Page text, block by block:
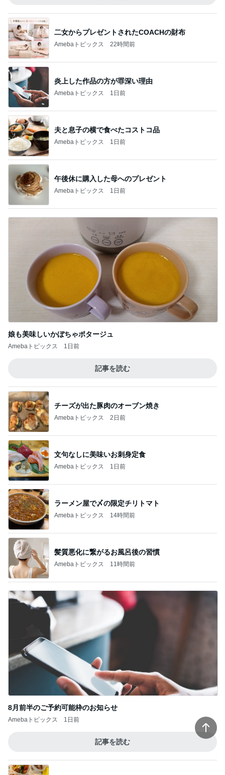
二女からプレゼントされたCOACHの財布
Amebaトピックス 22時間前
炎上した作品の方が罪深い理由
Amebaトピックス 1日前
夫と息子の横で食べたコストコ品
Amebaトピックス 1日前
午後休に購入した母へのプレゼント
Amebaトピックス 1日前
娘も美味しいかぼちゃポタージュ
Amebaトピックス 1日前
記事を読む
チーズが出た豚肉のオーブン焼き
Amebaトピックス 2日前
文句なしに美味いお刺身定食
Amebaトピックス 1日前
ラーメン屋で〆の限定チリトマト
Amebaトピックス 14時間前
髪質悪化に繋がるお風呂後の習慣
Amebaトピックス 11時間前
8月前半のご予約可能枠のお知らせ
Amebaトピックス 1日前
記事を読む